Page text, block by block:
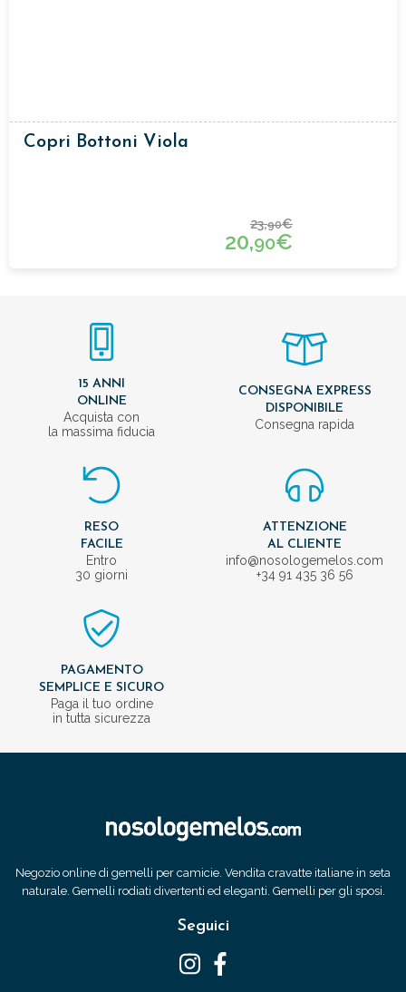
Copri Bottoni Viola
23,90€
20,90€
15 ANNI
ONLINE
Acquista con
la massima fiducia
CONSEGNA EXPRESS
DISPONIBILE
Consegna rapida
RESO
FACILE
Entro
30 giorni
ATTENZIONE
AL CLIENTE
info@nosologemelos.com
+34 91 435 36 56
PAGAMENTO
SEMPLICE E SICURO
Paga il tuo ordine
in tutta sicurezza
Negozio online di gemelli per camicie. Vendita cravatte italiane in seta
naturale. Gemelli rodiati divertenti ed eleganti. Gemelli per gli sposi.
Seguici